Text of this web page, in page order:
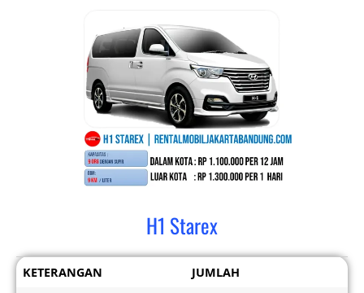
H1 Starex
KETERANGAN
JUMLAH